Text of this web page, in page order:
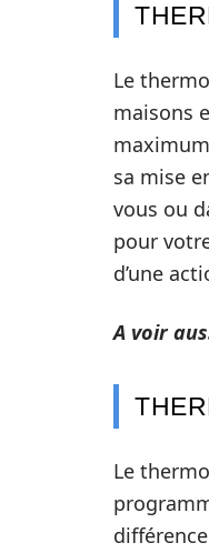
Le
maisons
sa mise
vous ou
pour
d’une
A voir
Le